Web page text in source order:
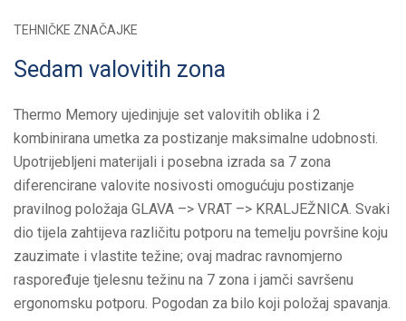
TEHNIČKE ZNAČAJKE
Sedam valovitih zona
Thermo Memory ujedinjuje set valovitih oblika i 2
kombinirana umetka za postizanje maksimalne udobnosti.
Upotrijebljeni materijali i posebna izrada sa 7 zona
diferencirane valovite nosivosti omogućuju postizanje
pravilnog položaja GLAVA –> VRAT –> KRALJEŽNICA. Svaki
dio tijela zahtijeva različitu potporu na temelju površine koju
zauzimate i vlastite težine; ovaj madrac ravnomjerno
raspoređuje tjelesnu težinu na 7 zona i jamči savršenu
ergonomsku potporu. Pogodan za bilo koji položaj spavanja.